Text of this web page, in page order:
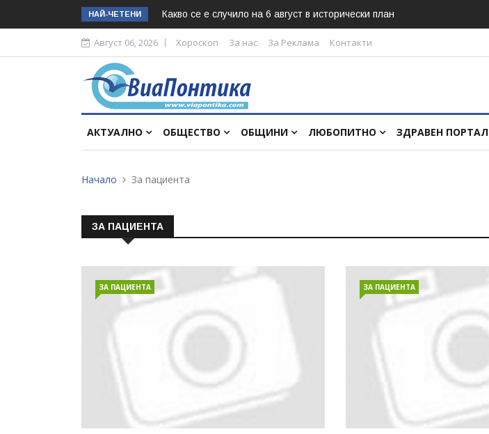
НАЙ-ЧЕТЕНИ Какво се е случило на 6 август в исторически план
Август 06, 2026 Хороскоп За нас За Реклама Контакти
АКТУАЛНО ОБЩЕСТВО ОБЩИНИ ЛЮБОПИТНО ЗДРАВЕН ПОРТАЛ
Начало За пациента
ЗА ПАЦИЕНТА
ЗА ПАЦИЕНТА ЗА ПАЦИЕНТА